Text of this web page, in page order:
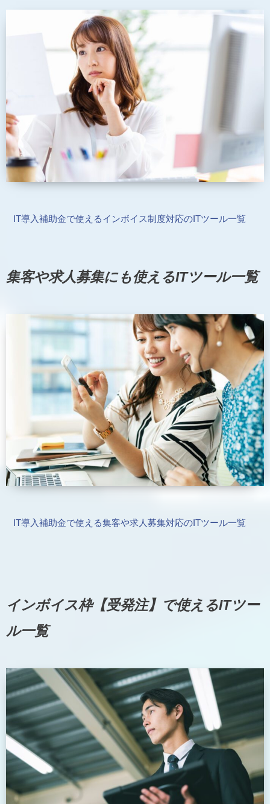
IT導入補助金で使えるインボイス制度対応のITツール一覧
集客や求人募集にも使えるITツール一覧
IT導入補助金で使える集客や求人募集対応のITツール一覧
インボイス枠【受発注】で使えるITツー
ル一覧